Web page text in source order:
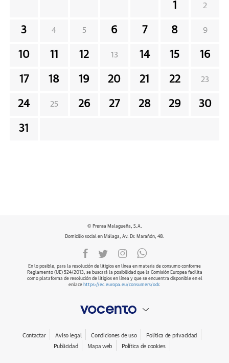
1 2
3 4 5 6 7 8 9
10 11 12 13 14 15 16
17 18 19 20 21 22 23
24 25 26 27 28 29 30
31
© Prensa Malagueña, S.A.
Domicilio social en Málaga, Av. Dr. Marañón, 48.
En lo posible, para la resolución de litigios en línea en materia de consumo conforme
Reglamento (UE) 524/2013, se buscará la posibilidad que la Comisión Europea facilita
como plataforma de resolución de litigios en línea y que se encuentra disponible en el
enlace https://ec.europa.eu/consumers/odr.
Contactar Aviso legal Condiciones de uso
Política de privacidad
Publicidad
Mapa web Política de cookies